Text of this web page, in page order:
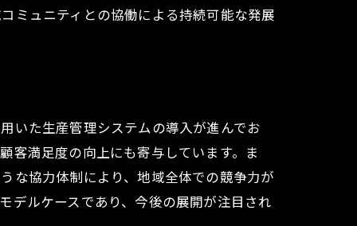
ミュニティとの協働による持続可能な発展
いた生産管理システムの導入が進んでお
客満足度の向上にも寄与しています。ま
な協力体制により、地域全体での競争力が
デルケースであり、今後の展開が注目され